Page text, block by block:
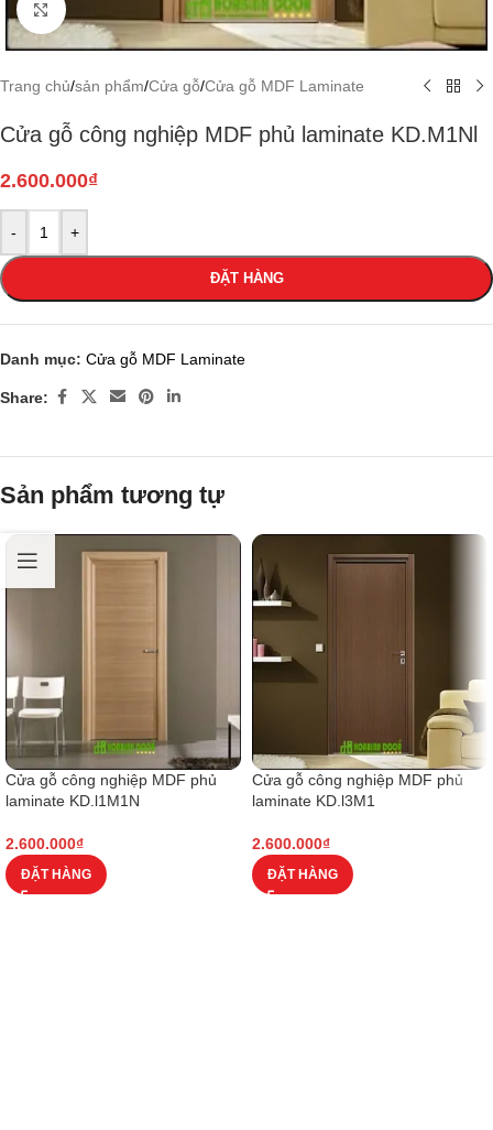
Click to enlarge
Trang chủ/sản phẩm/Cửa gỗ/Cửa gỗ MDF Laminate
Cửa gỗ công nghiệp MDF phủ laminate KD.M1Nl
2.600.000₫
- +
ĐẶT HÀNG
Danh mục: Cửa gỗ MDF Laminate
Share:
Sản phẩm tương tự
Cửa gỗ công nghiệp MDF phủ
laminate KD.l1M1N
2.600.000₫
ĐẶT HÀNG
Cửa gỗ công nghiệp MDF phủ
laminate KD.l3M1
2.600.000₫
ĐẶT HÀNG